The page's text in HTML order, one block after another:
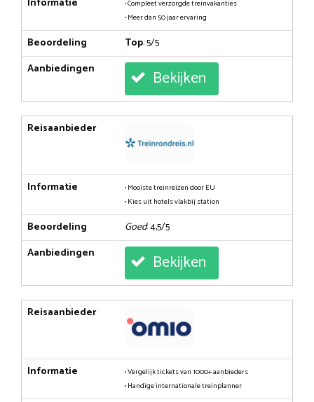
• Compleet verzorgde treinvakanties
• Meer dan 50 jaar ervaring
Beoordeling Top: 5/5
Aanbiedingen
Bekijken
Reisaanbieder
Informatie
• Mooiste treinreizen door EU
• Kies uit hotels vlakbij station
Beoordeling Goed: 4,5/5
Aanbiedingen
Bekijken
Reisaanbieder
Informatie
• Vergelijk tickets van 1000+ aanbieders
• Handige internationale treinplanner